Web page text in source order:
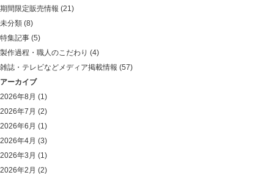
期間限定販売情報 (21)
未分類 (8)
特集記事 (5)
製作過程・職人のこだわり (4)
雑誌・テレビなどメディア掲載情報 (57)
アーカイブ
2026年8月 (1)
2026年7月 (2)
2026年6月 (1)
2026年4月 (3)
2026年3月 (1)
2026年2月 (2)